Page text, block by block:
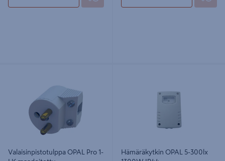
Valaisinpistotulppa OPAL Pro 1-
Hämäräkytkin OPAL 5-300lx